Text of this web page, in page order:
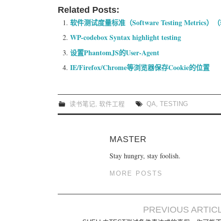
Related Posts:
软件测试度量标准（Software Testing Metrics）（
WP-codebox Syntax highlight testing
设置PhantomJS的User-Agent
IE/Firefox/Chrome等浏览器保存Cookie的位置
读书笔记, 软件工程 QA, TESTING
MASTER
Stay hungry, stay foolish.
MORE POSTS
PREVIOUS